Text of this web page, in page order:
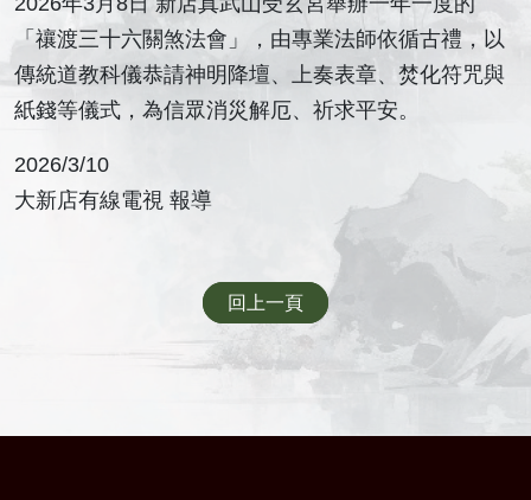
「禳渡三十六關煞法會」，由專業法師依循古禮，以
傳統道教科儀恭請神明降壇、上奏表章、焚化符咒與
紙錢等儀式，為信眾消災解厄、祈求平安。
2026/3/10
大新店有線電視 報導
回上一頁